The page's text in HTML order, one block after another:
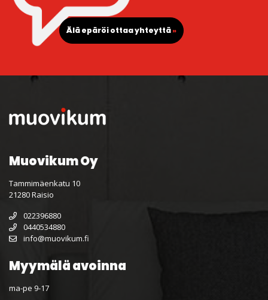
Älä epäröi ottaa yhteyttä»
Muovikum Oy
Tammimäenkatu 10
21280 Raisio
022396880
0440534880
info@muovikum.fi
Myymälä avoinna
ma-pe 9-17